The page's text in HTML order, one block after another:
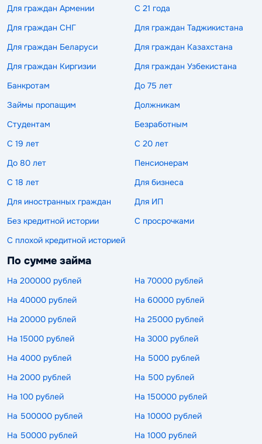
Для граждан Армении
С 21 года
Для граждан СНГ
Для граждан Таджикистана
Для граждан Беларуси
Для граждан Казахстана
Для граждан Киргизии
Для граждан Узбекистана
Банкротам
До 75 лет
Займы пропащим
Должникам
Студентам
Безработным
С 19 лет
С 20 лет
До 80 лет
Пенсионерам
С 18 лет
Для бизнеса
Для иностранных граждан
Для ИП
Без кредитной истории
С просрочками
С плохой кредитной историей
По сумме займа
На 200000 рублей
На 70000 рублей
На 40000 рублей
На 60000 рублей
На 20000 рублей
На 25000 рублей
На 15000 рублей
На 3000 рублей
На 4000 рублей
На 5000 рублей
На 2000 рублей
На 500 рублей
На 100 рублей
На 150000 рублей
На 500000 рублей
На 10000 рублей
На 50000 рублей
На 1000 рублей